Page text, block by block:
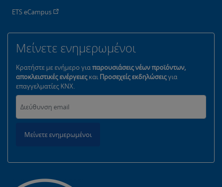
ETS eCampus
Μείνετε ενημερωμένοι
Κρατήστε με ενήμερο γιαπαρουσιάσεις νέων προϊόντων,
αποκλειστικές ενέργειεςκαι Προσεχείς εκδηλώσειςγια
επαγγελματίες KNX.
Μείνετε ενημερωμένοι